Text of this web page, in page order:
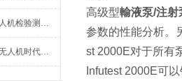
低空经济产业发展催动无人机检验测试需求大爆发
无形之手：风洞如何塑造无人机时代的天空
高级型輸液泵/注
参数的性能分析。
st 2000E对于所有
Infutest 2000E可